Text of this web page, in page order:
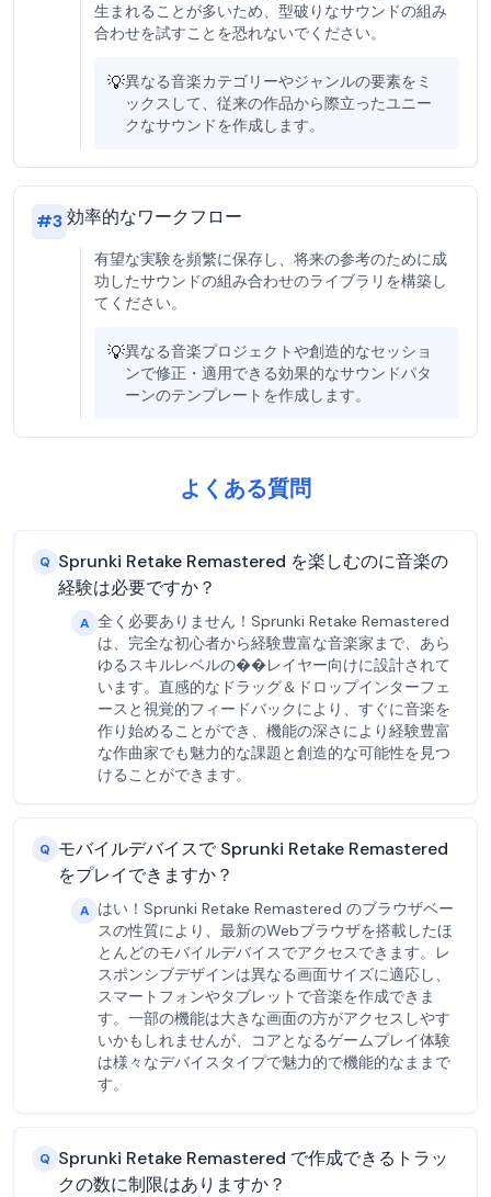
生まれることが多いため、型破りなサウンドの組み
合わせを試すことを恐れないでください。
💡異なる音楽カテゴリーやジャンルの要素をミ
ックスして、従来の作品から際立ったユニー
クなサウンドを作成します。
#3効率的なワークフロー
有望な実験を頻繁に保存し、将来の参考のために成
功したサウンドの組み合わせのライブラリを構築し
てください。
💡異なる音楽プロジェクトや創造的なセッショ
ンで修正・適用できる効果的なサウンドパタ
ーンのテンプレートを作成します。
よくある質問
Q Sprunki Retake Remastered を楽しむのに音楽の
経験は必要ですか？
A 全く必要ありません！Sprunki Retake Remastered
は、完全な初心者から経験豊富な音楽家まで、あら
ゆるスキルレベルの��レイヤー向けに設計されて
います。直感的なドラッグ＆ドロップインターフェ
ースと視覚的フィードバックにより、すぐに音楽を
作り始めることができ、機能の深さにより経験豊富
な作曲家でも魅力的な課題と創造的な可能性を見つ
けることができます。
Q モバイルデバイスで Sprunki Retake Remastered
をプレイできますか？
A はい！Sprunki Retake Remastered のブラウザベー
スの性質により、最新のWebブラウザを搭載したほ
とんどのモバイルデバイスでアクセスできます。レ
スポンシブデザインは異なる画面サイズに適応し、
スマートフォンやタブレットで音楽を作成できま
す。一部の機能は大きな画面の方がアクセスしやす
いかもしれませんが、コアとなるゲームプレイ体験
は様々なデバイスタイプで魅力的で機能的なままで
す。
Q Sprunki Retake Remastered で作成できるトラッ
クの数に制限はありますか？